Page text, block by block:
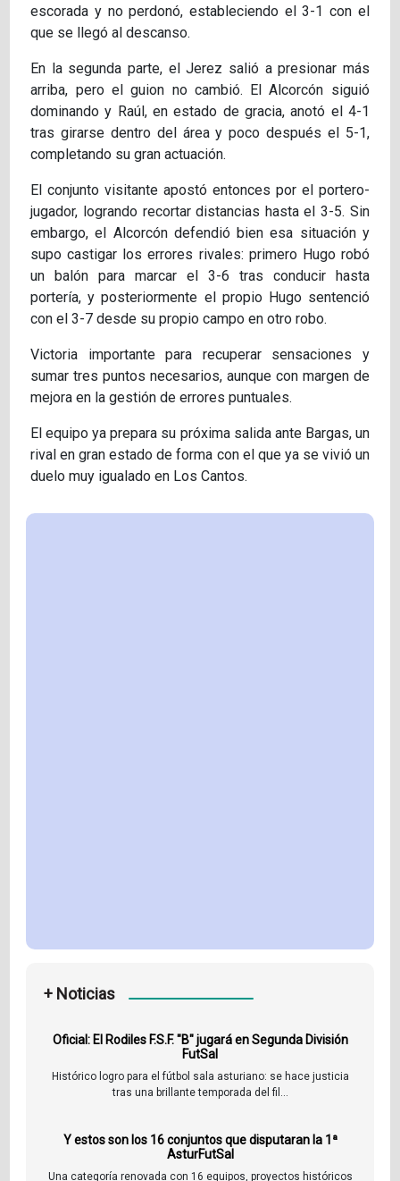
escorada y no perdonó, estableciendo el 3-1 con el
que se llegó al descanso.
En la segunda parte, el Jerez salió a presionar más
arriba, pero el guion no cambió. El Alcorcón siguió
dominando y Raúl, en estado de gracia, anotó el 4-1
tras girarse dentro del área y poco después el 5-1,
completando su gran actuación.
El conjunto visitante apostó entonces por el portero-
jugador, logrando recortar distancias hasta el 3-5. Sin
embargo, el Alcorcón defendió bien esa situación y
supo castigar los errores rivales: primero Hugo robó
un balón para marcar el 3-6 tras conducir hasta
portería, y posteriormente el propio Hugo sentenció
con el 3-7 desde su propio campo en otro robo.
Victoria importante para recuperar sensaciones y
sumar tres puntos necesarios, aunque con margen de
mejora en la gestión de errores puntuales.
El equipo ya prepara su próxima salida ante Bargas, un
rival en gran estado de forma con el que ya se vivió un
duelo muy igualado en Los Cantos.
+ Noticias
Oficial: El Rodiles F.S.F. "B" jugará en Segunda División
FutSal
Histórico logro para el fútbol sala asturiano: se hace justicia
tras una brillante temporada del fil...
Y estos son los 16 conjuntos que disputaran la 1ª
AsturFutSal
Una categoría renovada con 16 equipos, proyectos históricos